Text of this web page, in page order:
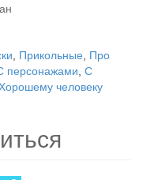
Прикольные
Про
персонажами С
Хорошему человеку